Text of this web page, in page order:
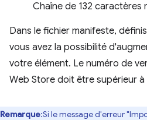
Chaîne de 132 caractères
Dans le fichier manifeste,
vous avez la possibilité
votre élément. Le numéro de
Web Store doit être supérieur
Remarque:Si le message d'erreur